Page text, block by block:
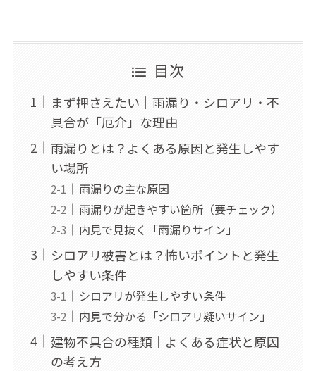
目次
まず押さえたい｜雨漏り・シロアリ・不
具合が「厄介」な理由
雨漏りとは？よくある原因と発生しやす
い場所
雨漏りの主な原因
雨漏りが起きやすい箇所（要チェック）
内見で見抜く「雨漏りサイン」
シロアリ被害とは？怖いポイントと発生
しやすい条件
シロアリが発生しやすい条件
内見で分かる「シロアリ疑いサイン」
建物不具合の種類｜よくある症状と原因
の考え方